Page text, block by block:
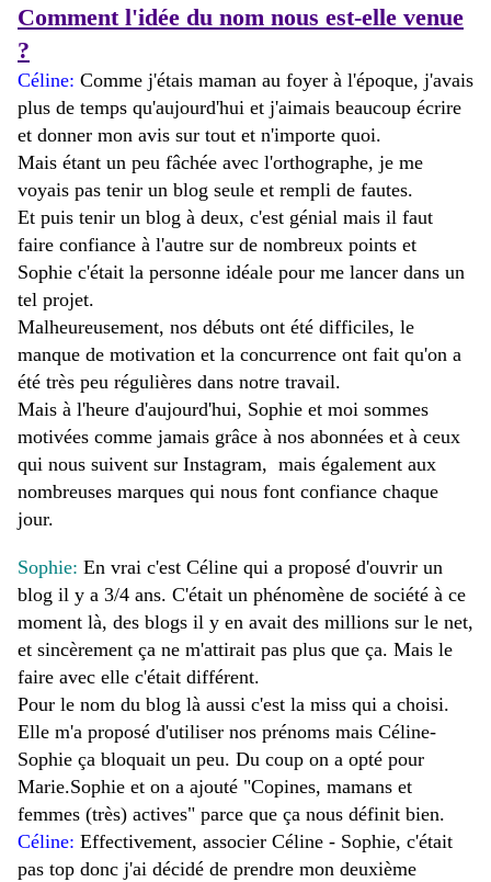
Comment l'idée du nom nous est-elle venue
?
Céline: Comme j'étais maman au foyer à l'époque, j'avais
plus de temps qu'aujourd'hui et j'aimais beaucoup écrire
et donner mon avis sur tout et n'importe quoi.
Mais étant un peu fâchée avec l'orthographe, je me
voyais pas tenir un blog seule et rempli de fautes.
Et puis tenir un blog à deux, c'est génial mais il faut
faire confiance à l'autre sur de nombreux points et
Sophie c'était la personne idéale pour me lancer dans un
tel projet.
Malheureusement, nos débuts ont été difficiles, le
manque de motivation et la concurrence ont fait qu'on a
été très peu régulières dans notre travail.
Mais à l'heure d'aujourd'hui, Sophie et moi sommes
motivées comme jamais grâce à nos abonnées et à ceux
qui nous suivent sur Instagram, mais également aux
nombreuses marques qui nous font confiance chaque
jour.
Sophie: En vrai c'est Céline qui a proposé d'ouvrir un
blog il y a 3/4 ans. C'était un phénomène de société à ce
moment là, des blogs il y en avait des millions sur le net,
et sincèrement ça ne m'attirait pas plus que ça. Mais le
faire avec elle c'était différent.
Pour le nom du blog là aussi c'est la miss qui a choisi.
Elle m'a proposé d'utiliser nos prénoms mais Céline-
Sophie ça bloquait un peu. Du coup on a opté pour
Marie.Sophie et on a ajouté "Copines, mamans et
femmes (très) actives" parce que ça nous définit bien.
Céline: Effectivement, associer Céline - Sophie, c'était
pas top donc j'ai décidé de prendre mon deuxième